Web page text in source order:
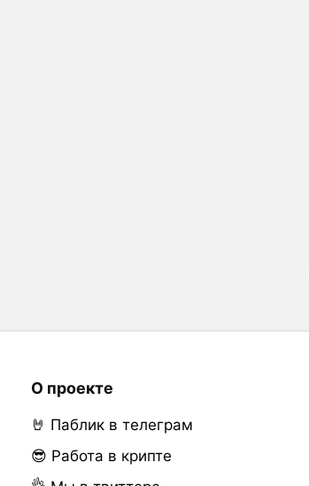
О проекте
🤘 Паблик в телеграм
😎 Работа в крипте